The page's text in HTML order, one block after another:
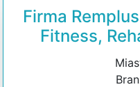
Firma
Fitness,